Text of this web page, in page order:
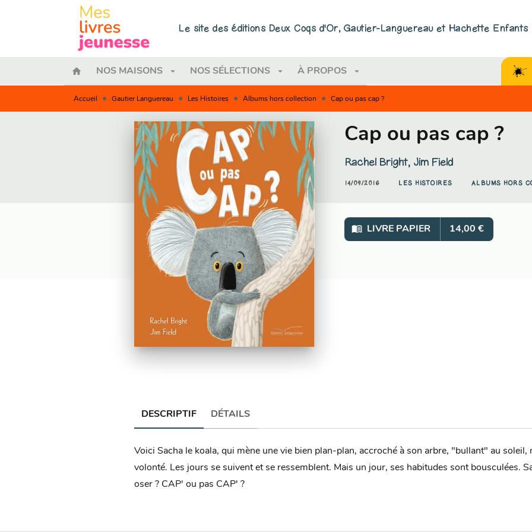
MENU
Le site des éditions Deux Coqs d'Or, Gautier-Languereau et Hachette Enfants
home NOS MAISONS arrow_drop_down NOS SÉLECTIONS arrow_drop_down À PROPOS arrow_drop_down
Accueil • Gautier Languereau • Les Histoires • Albums hors collection • Cap ou pas cap ?
Cap ou pas cap ?
Rachel Bright, Jim Field
14/09/2016 LES HISTOIRES ALBUMS HORS
menu_book LIVRE PAPIER 14,00 €
DESCRIPTIF DÉTAILS
Voici Sacha le koala, qui mène une vie bien plan-plan, accroché à son arbre, "bullant" au
volonté. Les jours se suivent et se ressemblent. Mais un jour, ses habitudes sont bousculées.
oser ? CAP' ou pas CAP' ?